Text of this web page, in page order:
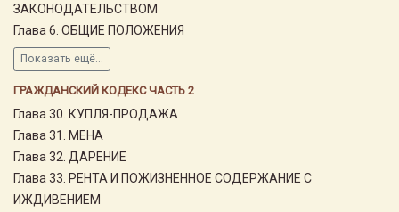
ЗАКОНОДАТЕЛЬСТВОМ
Глава 6. ОБЩИЕ ПОЛОЖЕНИЯ
Показать ещё...
ГРАЖДАНСКИЙ КОДЕКС ЧАСТЬ 2
Глава 30. КУПЛЯ-ПРОДАЖА
Глава 31. МЕНА
Глава 32. ДАРЕНИЕ
Глава 33. РЕНТА И ПОЖИЗНЕННОЕ СОДЕРЖАНИЕ С
ИЖДИВЕНИЕМ